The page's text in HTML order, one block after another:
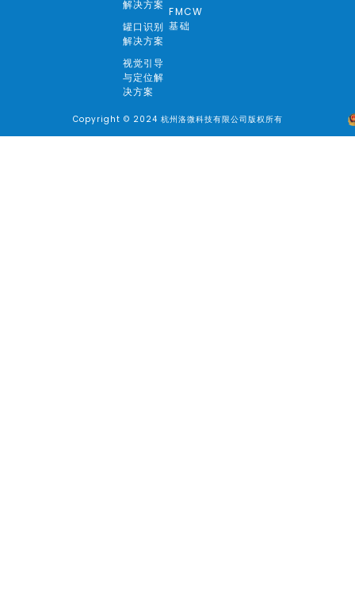
解决方案
罐口识别
解决方案
视觉引导
与定位解
决方案
FMCW
基础
Copyright © 2024 杭州洛微科技有限公司版权所有